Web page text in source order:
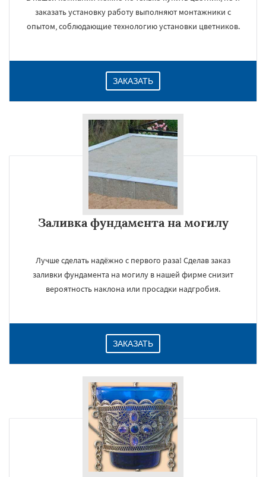
заказать установку работу выполняют монтажники с
опытом, соблюдающие технологию установки цветников.
ЗАКАЗАТЬ
Заливка фундамента на могилу
Лучше сделать надёжно с первого раза! Сделав заказ
заливки фундамента на могилу в нашей фирме снизит
вероятность наклона или просадки надгробия.
ЗАКАЗАТЬ